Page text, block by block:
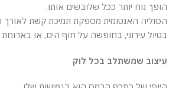
הופך נוח יותר ככל שלובשים אותו.
הסוליה האנטומית מספקת תמיכת קשת לאורך
בטיול עירוני, בחופשה על חוף הים, או
עיצוב שמשתלב בכל לוק